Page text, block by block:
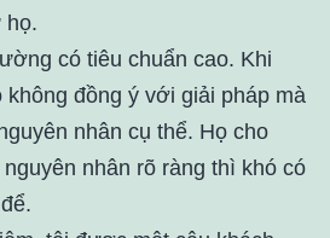
họ.
có tiêu chuẩn cao. Khi
không đồng ý với giải pháp mà
nhân cụ thể. Họ cho
nhân rõ ràng thì khó có